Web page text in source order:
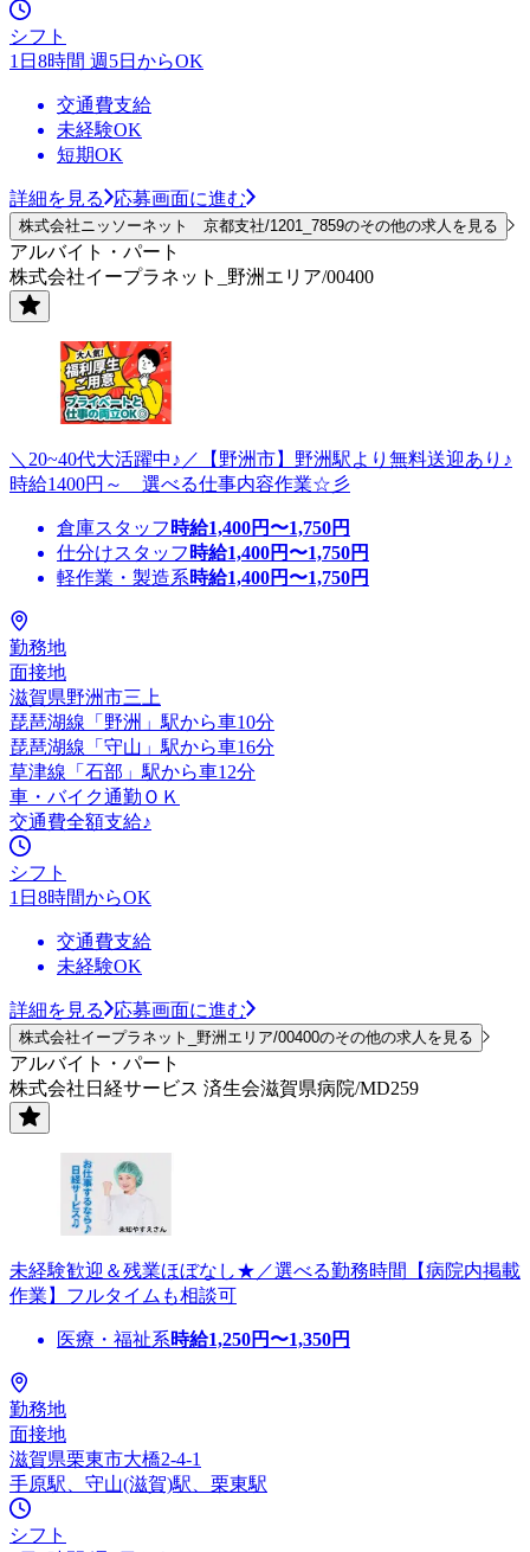
シフト
1日8時間 週5日からOK
交通費支給
未経験OK
短期OK
詳細を見る 応募画面に進む
株式会社ニッソーネット 京都支社/1201_7859のその他の求人を見る
アルバイト・パート
株式会社イープラネット_野洲エリア/00400
＼20~40代大活躍中♪／【野洲市】野洲駅より無料送迎あり♪
時給1400円～ 選べる仕事内容作業☆彡
倉庫スタッフ 時給1,400円〜1,750円
仕分けスタッフ 時給1,400円〜1,750円
軽作業・製造系時給1,400円〜1,750円
勤務地
面接地
滋賀県野洲市三上
琵琶湖線「野洲」駅から車10分
琵琶湖線「守山」駅から車16分
草津線「石部」駅から車12分
車・バイク通勤ＯＫ
交通費全額支給♪
シフト
1日8時間からOK
交通費支給
未経験OK
詳細を見る 応募画面に進む
株式会社イープラネット_野洲エリア/00400のその他の求人を見る
アルバイト・パート
株式会社日経サービス 済生会滋賀県病院/MD259
未経験歓迎＆残業ほぼなし★／選べる勤務時間【病院内掲載
作業】フルタイムも相談可
医療・福祉系時給1,250円〜1,350円
勤務地
面接地
滋賀県栗東市大橋2-4-1
手原駅、守山(滋賀)駅、栗東駅
シフト